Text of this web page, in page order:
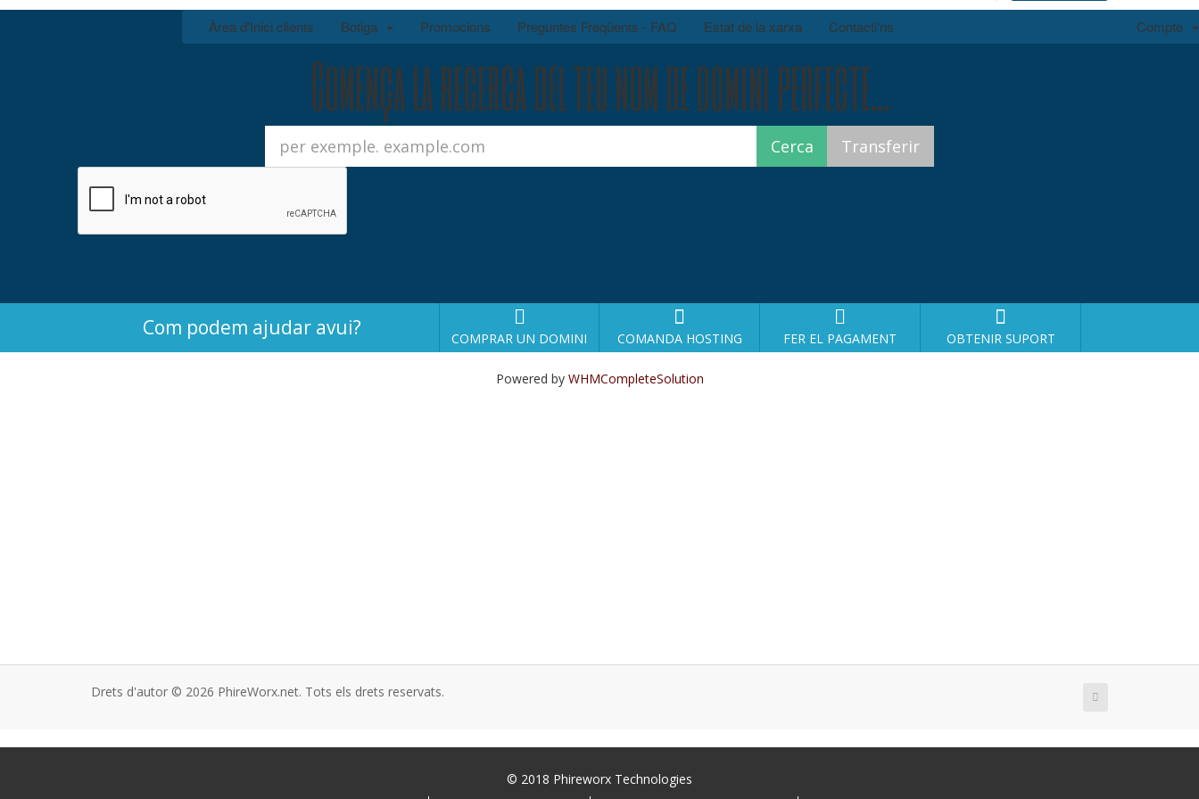
Àrea d'Inici clients Botiga Promocions Preguntes Freqüents - FAQ Estat de la xarxa Contacti'ns Compte
Comença la recerca del teu nom de domini perfecte...
Com podem ajudar avui? COMPRAR UN DOMINI COMANDA HOSTING FER EL PAGAMENT OBTENIR SUPORT
Powered by WHMCompleteSolution
Drets d'autor © 2026 PhireWorx.net. Tots els drets reservats.
© 2018 Phireworx Technologies